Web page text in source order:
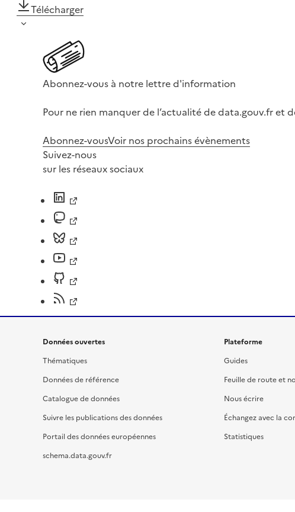
Télécharger
Abonnez-vous à notre lettre d'information
Pour ne rien manquer de l’actualité de data.gouv.fr et
Abonnez-vousVoir nos prochains évènements
Suivez-nous
sur les réseaux sociaux
Données ouvertes
Thématiques
Données de référence
Catalogue de données
Suivre les publications des données
Portail des données européennes
schema.data.gouv.fr
Plateforme
Guides
Feuille de route et
Nous écrire
Échangez avec la
Statistiques